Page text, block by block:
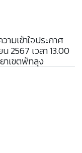
มเข้าใจประกาศ
2567 เวลา 13.00
าเขตพัทลุง